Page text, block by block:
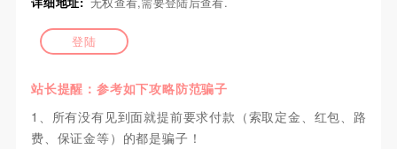
登陆
站长提醒：参考如下攻略防范骗子
1、所有没有见到面就提前要求付款（索取定金、红包、路
费、保证金等）的都是骗子！